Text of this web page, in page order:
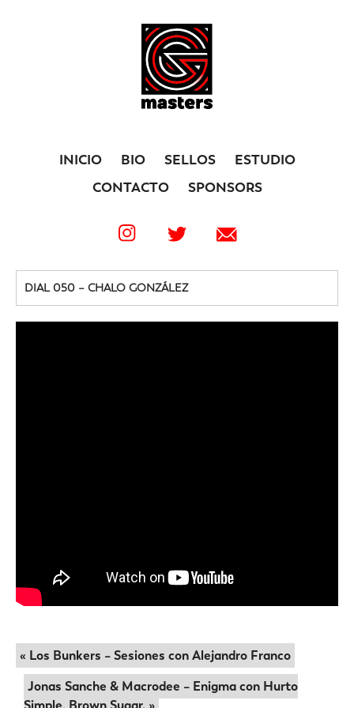
INICIO BIO SELLOS
ESTUDIO
CONTACTO
SPONSORS
DIAL 050 – CHALO GONZÁLEZ
« Los Bunkers – Sesiones con Alejandro Franco
Jonas Sanche & Macrodee – Enigma con Hurto